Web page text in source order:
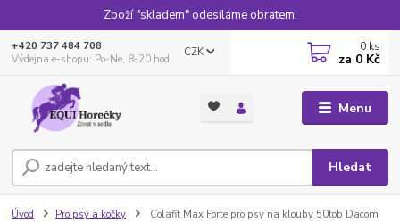
Zboží "skladem" odesíláme obratem.
Menu
CZK
Hledat
+420 737 484 708
Výdejna e-shopu: Po-Ne, 8-20 hod.
0 ks
za 0 Kč
Úvod Pro psy a kočky Colafit Max Forte pro psy na klouby 50tob Dacom